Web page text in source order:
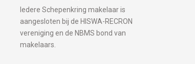
Iedere Schepenkring makelaar is
aangesloten bij de HISWA-RECRON
vereniging en de NBMS bond van
makelaars.